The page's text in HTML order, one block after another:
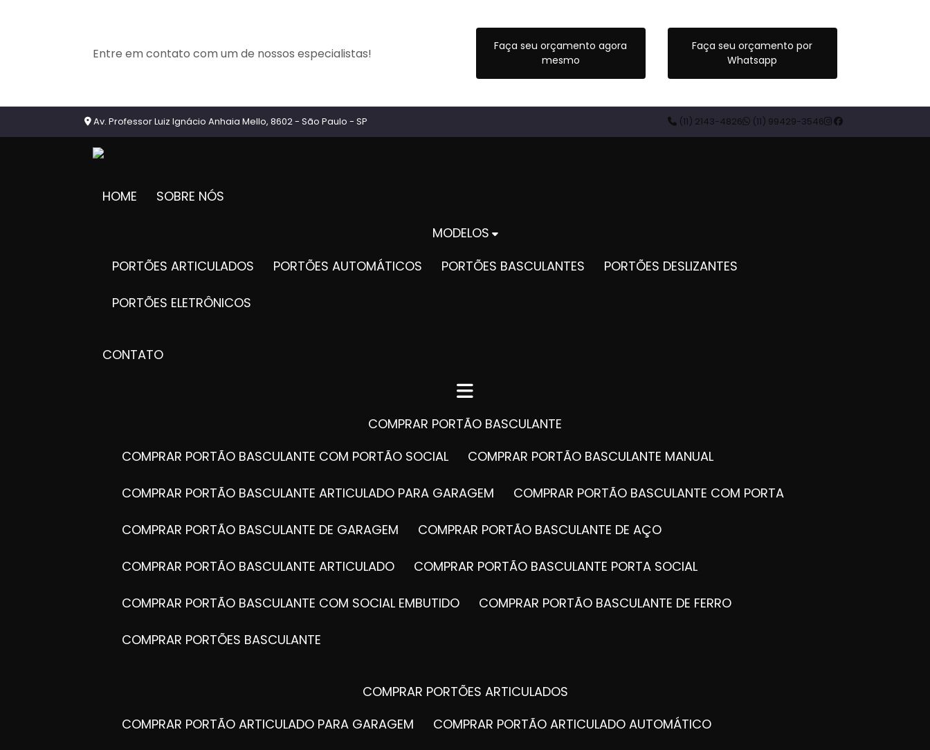
Entre em contato com um de nossos especialistas!
Faça seu orçamento agora
mesmo
Faça seu orçamento por
Whatsapp
Av. Professor Luiz Ignácio Anhaia Mello, 8602 - São Paulo - SP (11) 2143-4826 (11) 99429-3546
HOME SOBRE NÓS
MODELOS
PORTÕES ARTICULADOS
PORTÕES AUTOMÁTICOS PORTÕES BASCULANTES PORTÕES DESLIZANTES
PORTÕES ELETRÔNICOS
CONTATO
COMPRAR PORTÃO BASCULANTE
COMPRAR PORTÃO BASCULANTE COM PORTÃO SOCIAL
COMPRAR PORTÃO BASCULANTE MANUAL
COMPRAR PORTÃO BASCULANTE ARTICULADO PARA GARAGEM COMPRAR PORTÃO BASCULANTE COM PORTA
COMPRAR PORTÃO BASCULANTE DE GARAGEM COMPRAR PORTÃO BASCULANTE DE AÇO
COMPRAR PORTÃO BASCULANTE ARTICULADO COMPRAR PORTÃO BASCULANTE PORTA SOCIAL
COMPRAR PORTÃO BASCULANTE COM SOCIAL EMBUTIDO COMPRAR PORTÃO BASCULANTE DE FERRO
COMPRAR PORTÕES BASCULANTE
COMPRAR PORTÕES ARTICULADOS
COMPRAR PORTÃO ARTICULADO PARA GARAGEM
COMPRAR PORTÃO ARTICULADO AUTOMÁTICO